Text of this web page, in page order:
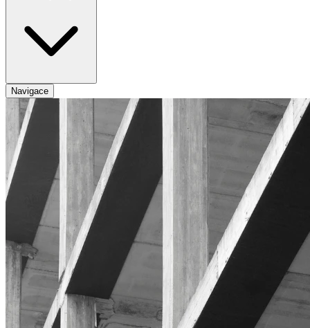
Navigace